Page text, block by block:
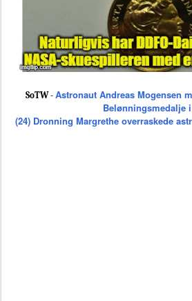
SoTW - Astronaut Andreas Mogensen
Belønningsmedalje
(24) Dronning Margrethe overraskede